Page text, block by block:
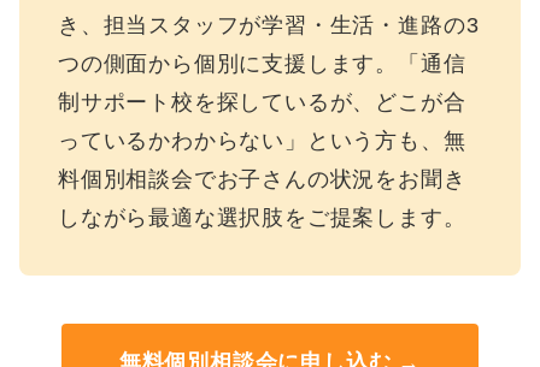
き、担当スタッフが学習・生活・進路の3
つの側面から個別に支援します。「通信
制サポート校を探しているが、どこが合
っているかわからない」という方も、無
料個別相談会でお子さんの状況をお聞き
しながら最適な選択肢をご提案します。
無料個別相談会に申し込む →